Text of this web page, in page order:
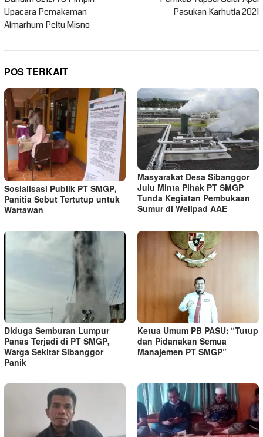
Upacara Pemakaman
Almarhum Peltu Misno
Pasukan Karhutla 2021
POS TERKAIT
Sosialisasi Publik PT SMGP,
Panitia Sebut Tertutup untuk
Wartawan
Masyarakat Desa Sibanggor
Julu Minta Pihak PT SMGP
Tunda Kegiatan Pembukaan
Sumur di Wellpad AAE
Diduga Semburan Lumpur
Panas Terjadi di PT SMGP,
Warga Sekitar Sibanggor
Panik
Ketua Umum PB PASU: “Tutup
dan Pidanakan Semua
Manajemen PT SMGP”